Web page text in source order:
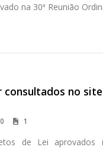
na 30ª Reunião
consultados no
1
de Lei aprovados